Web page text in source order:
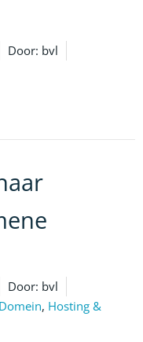
Door: bvl
Door: bvl
Domein, Hosting &